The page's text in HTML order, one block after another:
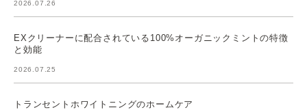
2026.07.26
EXクリーナーに配合されている100%オーガニックミントの特徴
と効能
2026.07.25
トランセントホワイトニングのホームケア